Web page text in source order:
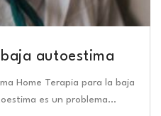
baja autoestima
Home Terapia para la baja
es un problema…